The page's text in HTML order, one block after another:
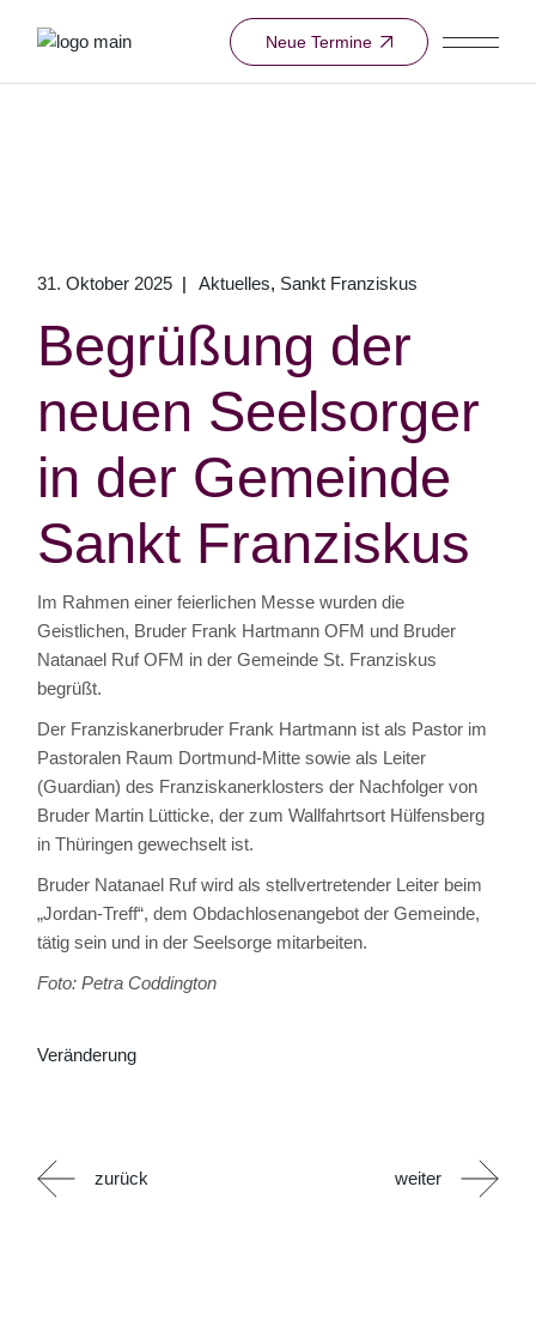
Neue Termine
31. Oktober 2025 Aktuelles Sankt Franziskus
Begrüßung der
neuen Seelsorger
in der Gemeinde
Sankt Franziskus
Im Rahmen einer feierlichen Messe wurden die
Geistlichen, Bruder Frank Hartmann OFM und Bruder
Natanael Ruf OFM in der Gemeinde St. Franziskus
begrüßt.
Der Franziskanerbruder Frank Hartmann ist als Pastor im
Pastoralen Raum Dortmund-Mitte sowie als Leiter
(Guardian) des Franziskanerklosters der Nachfolger von
Bruder Martin Lütticke, der zum Wallfahrtsort Hülfensberg
in Thüringen gewechselt ist.
Bruder Natanael Ruf wird als stellvertretender Leiter beim
„Jordan-Treff“, dem Obdachlosenangebot der Gemeinde,
tätig sein und in der Seelsorge mitarbeiten.
Foto: Petra Coddington
Veränderung
zurück weiter